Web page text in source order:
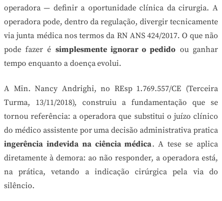
operadora — definir a oportunidade clínica da cirurgia. A
operadora pode, dentro da regulação, divergir tecnicamente
via junta médica nos termos da RN ANS 424/2017. O que não
pode fazer é simplesmente ignorar o pedido ou ganhar
tempo enquanto a doença evolui.
A Min. Nancy Andrighi, no REsp 1.769.557/CE (Terceira
Turma, 13/11/2018), construiu a fundamentação que se
tornou referência: a operadora que substitui o juízo clínico
do médico assistente por uma decisão administrativa pratica
ingerência indevida na ciência médica. A tese se aplica
diretamente à demora: ao não responder, a operadora está,
na prática, vetando a indicação cirúrgica pela via do
silêncio.